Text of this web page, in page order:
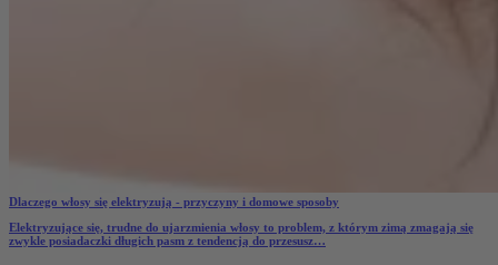
Dlaczego włosy się elektryzują - przyczyny i domowe sposoby
Elektryzujące się, trudne do ujarzmienia włosy to problem, z którym zimą zmagają się
zwykle posiadaczki długich pasm z tendencją do przesusz…